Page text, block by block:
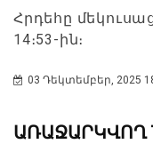
Հրդեհը
14։53-ին։
03 Դեկտեմբեր, 2025
ԱՌԱՋԱՐԿՎՈՂ